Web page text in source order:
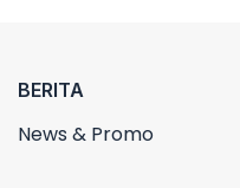
BERITA
News & Promo